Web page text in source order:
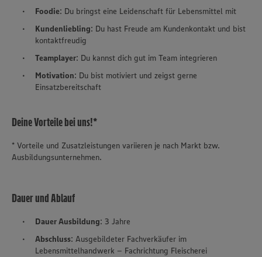
Foodie: Du bringst eine Leidenschaft für Lebensmittel mit
Kundenliebling: Du hast Freude am Kundenkontakt und bist
kontaktfreudig
Teamplayer: Du kannst dich gut im Team integrieren
Motivation: Du bist motiviert und zeigst gerne
Einsatzbereitschaft
Deine Vorteile bei uns!*
* Vorteile und Zusatzleistungen variieren je nach Markt bzw.
Ausbildungsunternehmen.
Dauer und Ablauf
Dauer Ausbildung: 3 Jahre
Abschluss: Ausgebildeter Fachverkäufer im
Lebensmittelhandwerk – Fachrichtung Fleischerei